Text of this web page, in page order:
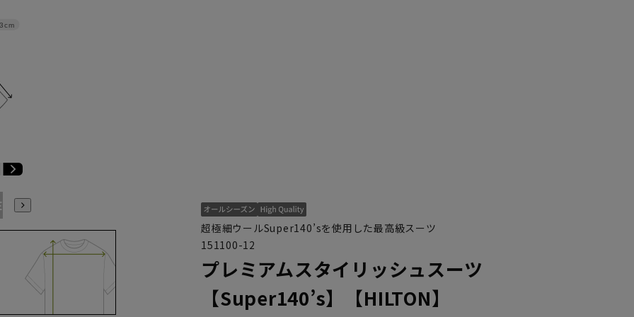
BE4 YA4 YA5 YA6
超極細ウールSuper140’sを使用した最高級スーツ
151100-12
プレミアムスタイリッシュスーツ
【Super140’s】【HILTON】